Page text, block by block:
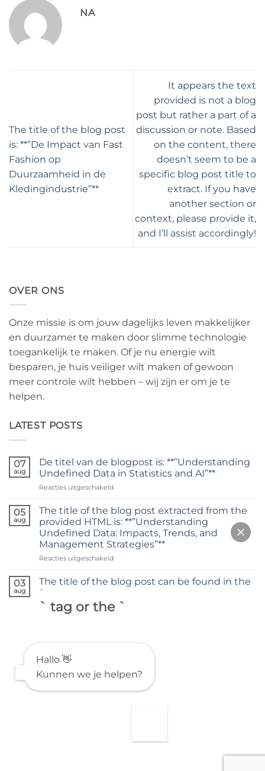
NA
The title of the blog post
is: **”De Impact van Fast
Fashion op
Duurzaamheid in de
Kledingindustrie”**
It appears the text
provided is not a blog
post but rather a part of a
discussion or note. Based
on the content, there
doesn’t seem to be a
specific blog post title to
extract. If you have
another section or
context, please provide it,
and I’ll assist accordingly!
OVER ONS
Onze missie is om jouw dagelijks leven makkelijker
en duurzamer te maken door slimme technologie
toegankelijk te maken. Of je nu energie wilt
besparen, je huis veiliger wilt maken of gewoon
meer controle wilt hebben – wij zijn er om je te
helpen.
LATEST POSTS
07
aug
De titel van de blogpost is: **”Understanding
Undefined Data in Statistics and AI”**
Reacties uitgeschakeldvoor
titel
van
de
blogpost
is:
**”Understanding
Data
in
and
05
aug
The title of the blog post extracted from the
provided HTML is: **”Understanding
Undefined Data: Impacts, Trends, and
Management Strategies”**
Reacties uitgeschakeldvoor
title
blog
is:
**”Understanding
03
aug
The title of the blog post can be found in the
`
` tag or the `
Hallo 👋
Kunnen we je helpen?